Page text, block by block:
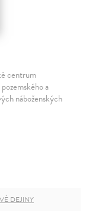
centrum
a
náboženských
DEJINY